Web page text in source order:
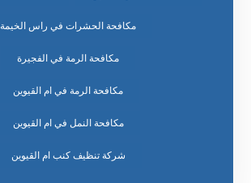
مكافحة الحشرات في راس الخيمة
مكافحة الرمة في الفجيرة
مكافحة الرمة في ام القيوين
مكافحة النمل في ام القيوين